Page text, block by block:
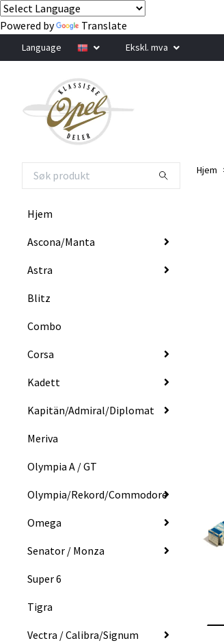
Powered by Translate
Language Ekskl. mva
Hjem
Ascona/Manta
Astra
Blitz
Combo
Corsa
Kadett
Kapitän/Admiral/Diplomat
Meriva
Olympia A / GT
Olympia/Rekord/Commodore
Omega
Senator / Monza
Super 6
Tigra
Vectra / Calibra/Signum
Hjem